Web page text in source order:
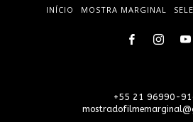
INÍCIO MOSTRA MARGINAL
+55 21 96990-